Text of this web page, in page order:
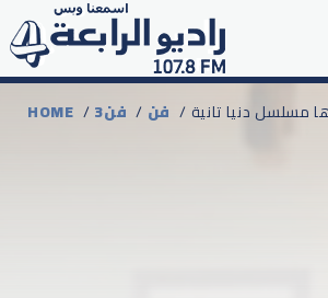
HOME / 3فن / فن مسلسل دنيا تانية